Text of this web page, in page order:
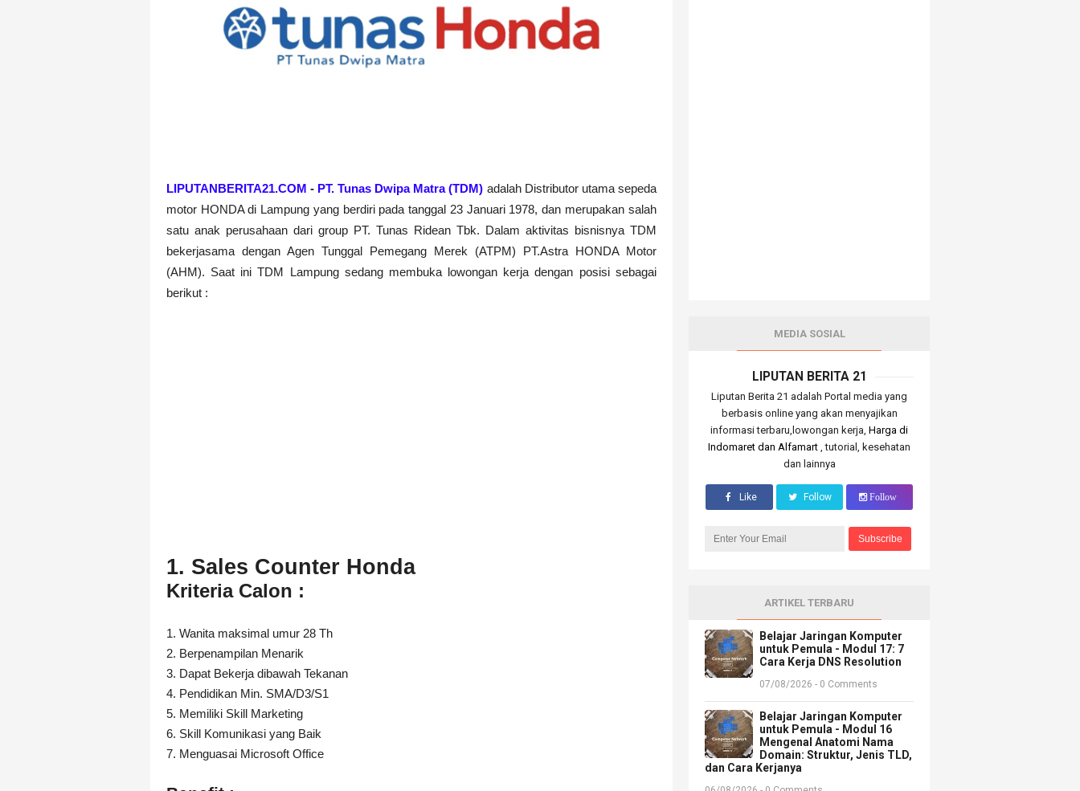
LIPUTANBERITA21.COM - PT. Tunas Dwipa Matra (TDM) adalah Distributor utama sepeda
motor HONDA di Lampung yang berdiri pada tanggal 23 Januari 1978, dan merupakan salah
satu anak perusahaan dari group PT. Tunas Ridean Tbk. Dalam aktivitas bisnisnya TDM
bekerjasama dengan Agen Tunggal Pemegang Merek (ATPM) PT.Astra HONDA Motor
(AHM). Saat ini TDM Lampung sedang membuka lowongan kerja dengan posisi sebagai
berikut :
1. Sales Counter Honda
Kriteria Calon :
1. Wanita maksimal umur 28 Th
2. Berpenampilan Menarik
3. Dapat Bekerja dibawah Tekanan
4. Pendidikan Min. SMA/D3/S1
5. Memiliki Skill Marketing
6. Skill Komunikasi yang Baik
7. Menguasai Microsoft Office
MEDIA SOSIAL
LIPUTAN BERITA 21
Liputan Berita 21 adalah Portal media yang
berbasis online yang akan menyajikan
informasi terbaru,lowongan kerja,Harga di
Indomaret dan Alfamart , tutorial, kesehatan
dan lainnya
Like Follow Follow
ARTIKEL TERBARU
Belajar Jaringan Komputer
untuk Pemula - Modul 17: 7
Cara Kerja DNS Resolution
07/08/2026 - 0 Comments
Belajar Jaringan Komputer
untuk Pemula - Modul 16
Mengenal Anatomi Nama
Domain: Struktur, Jenis TLD,
dan Cara Kerjanya